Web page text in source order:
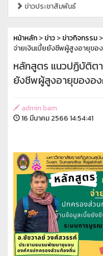
ข่าวประชาสัมพันธ์
หน้าหลัก>ข่าว>ข่าวกิจกรรม
จ่ายเงินเบี้ยยังชีพผู้สูงอายุข
หลักสูตร แนวปฏิบัติต
ยังชีพผู้สูงอายุของอ
admin bam
16 มีนาคม 2566 14:54:41